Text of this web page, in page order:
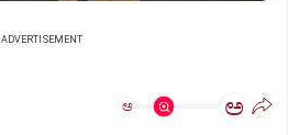
ADVERTISEMENT
ಅ ಅ